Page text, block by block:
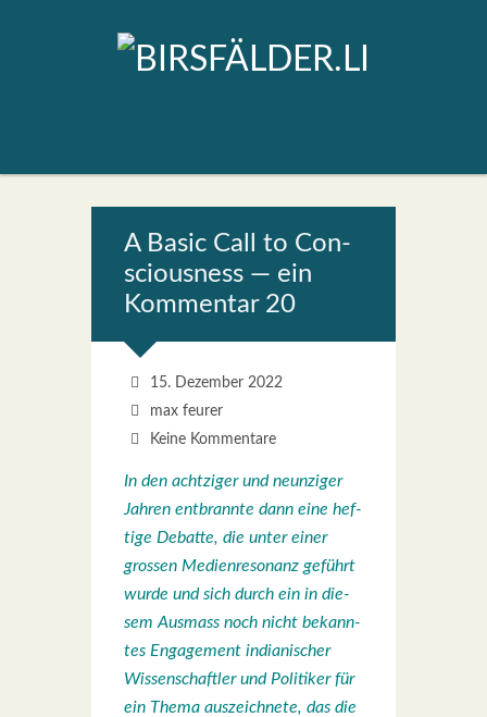
A Basic Call to Con­
scious­ness — ein
Kom­men­tar 20
15. Dezember 2022
max feurer
Keine Kommentare
In den acht­zi­ger und neun­zi­ger
Jah­ren ent­brann­te dann eine hef­
ti­ge Debat­te, die unter einer
gros­sen Medi­en­re­so­nanz geführt
wur­de und sich durch ein in die­
sem Aus­mass noch nicht bekann­
tes Enga­ge­ment india­ni­scher
Wis­sen­schaft­ler und Poli­ti­ker für
ein The­ma aus­zeich­ne­te, das die